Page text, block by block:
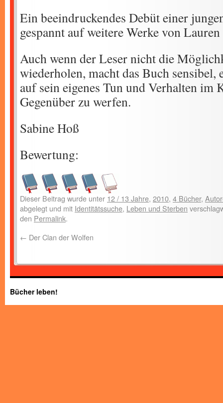
Ein beeindruckendes Debüt einer
gespannt auf weitere Werke von
Auch wenn der Leser nicht die
wiederholen, macht das Buch
auf sein eigenes Tun und Verhalten im
Gegenüber zu werfen.
Sabine Hoß
Bewertung:
Dieser Beitrag wurde unter 12 / 13 Jahre, 2010, 4 Bücher,
abgelegt und mit Identitätssuche, Leben und Sterben
den Permalink.
← Der Clan der Wolfen
Bücher leben!